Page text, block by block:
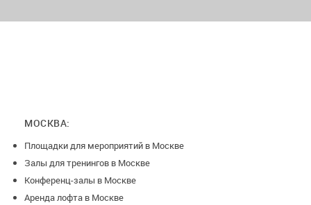
МОСКВА:
Площадки для мероприятий в Москве
Залы для тренингов в Москве
Конференц-залы в Москве
Аренда лофта в Москве